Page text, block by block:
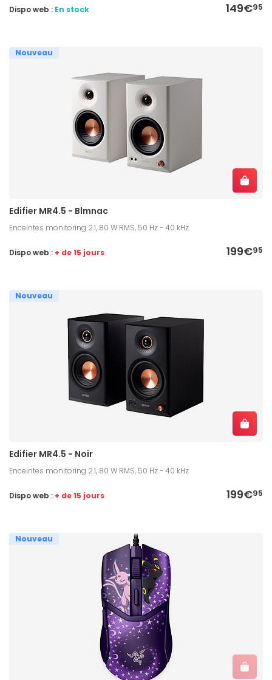
149€95
Dispo web : En stock
Nouveau
Edifier MR4.5 - Blmnac
Enceintes monitoring 2.1, 80 W RMS, 50 Hz - 40 kHz
199€95
Dispo web : + de 15 jours
Nouveau
Edifier MR4.5 - Noir
Enceintes monitoring 2.1, 80 W RMS, 50 Hz - 40 kHz
199€95
Dispo web : + de 15 jours
Nouveau